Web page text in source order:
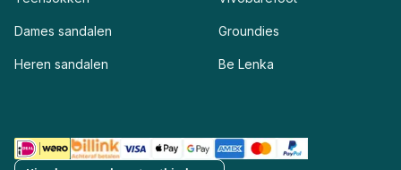
Dames sandalen
Heren sandalen
Groundies
Be Lenka